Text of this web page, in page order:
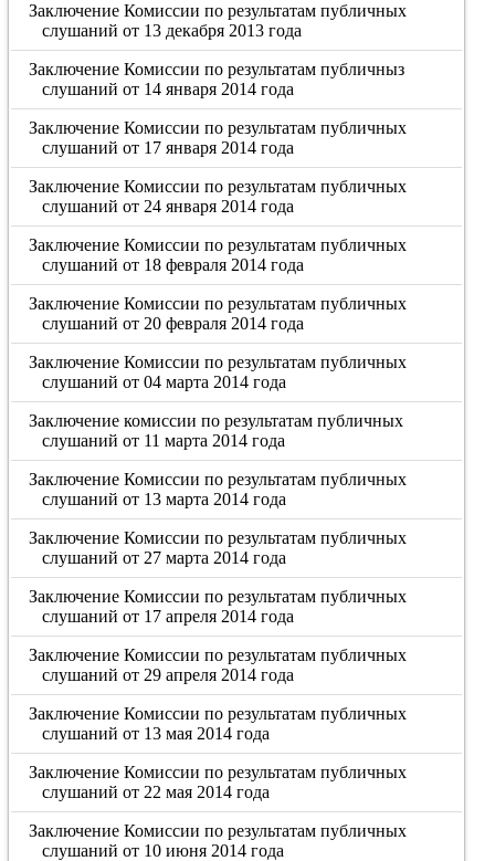
Заключение Комиссии по результатам публичных
слушаний от 13 декабря 2013 года
Заключение Комиссии по результатам публичныз
слушаний от 14 января 2014 года
Заключение Комиссии по результатам публичных
слушаний от 17 января 2014 года
Заключение Комиссии по результатам публичных
слушаний от 24 января 2014 года
Заключение Комиссии по результатам публичных
слушаний от 18 февраля 2014 года
Заключение Комиссии по результатам публичных
слушаний от 20 февраля 2014 года
Заключение Комиссии по результатам публичных
слушаний от 04 марта 2014 года
Заключение комиссии по результатам публичных
слушаний от 11 марта 2014 года
Заключение Комиссии по результатам публичных
слушаний от 13 марта 2014 года
Заключение Комиссии по результатам публичных
слушаний от 27 марта 2014 года
Заключение Комиссии по результатам публичных
слушаний от 17 апреля 2014 года
Заключение Комиссии по результатам публичных
слушаний от 29 апреля 2014 года
Заключение Комиссии по результатам публичных
слушаний от 13 мая 2014 года
Заключение Комиссии по результатам публичных
слушаний от 22 мая 2014 года
Заключение Комиссии по результатам публичных
слушаний от 10 июня 2014 года